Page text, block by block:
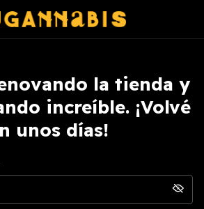
la tienda y
increíble. ¡Volvé
unos días!